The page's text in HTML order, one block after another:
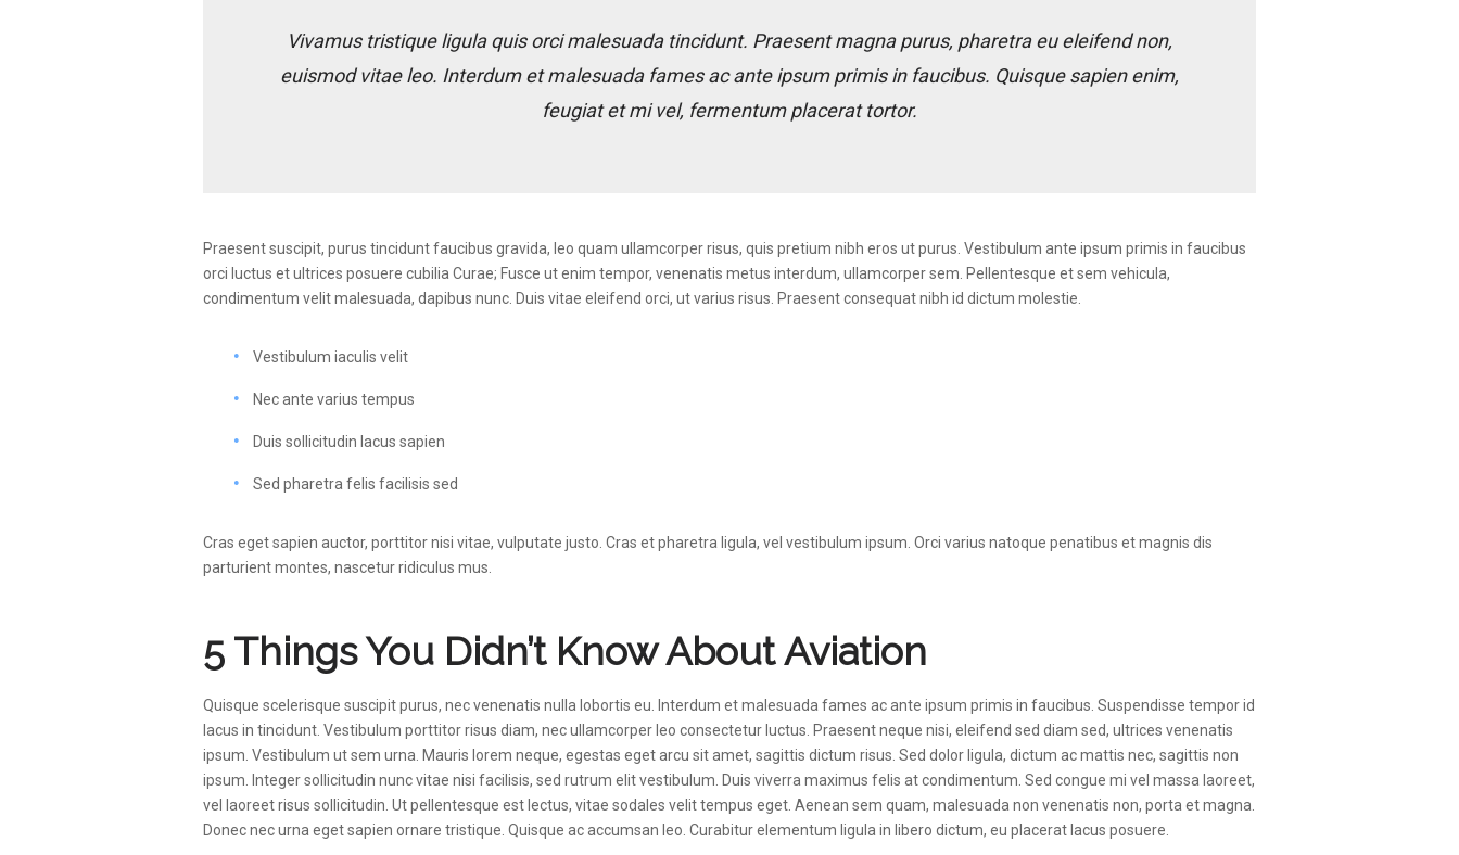
Vivamus tristique ligula quis orci malesuada tincidunt. Praesent magna purus, pharetra eu eleifend non,
euismod vitae leo. Interdum et malesuada fames ac ante ipsum primis in faucibus. Quisque sapien enim,
feugiat et mi vel, fermentum placerat tortor.
Praesent suscipit, purus tincidunt faucibus gravida, leo quam ullamcorper risus, quis pretium nibh eros ut purus. Vestibulum ante ipsum primis in faucibus
orci luctus et ultrices posuere cubilia Curae; Fusce ut enim tempor, venenatis metus interdum, ullamcorper sem. Pellentesque et sem vehicula,
condimentum velit malesuada, dapibus nunc. Duis vitae eleifend orci, ut varius risus. Praesent consequat nibh id dictum molestie.
Vestibulum iaculis velit
Nec ante varius tempus
Duis sollicitudin lacus sapien
Sed pharetra felis facilisis sed
Cras eget sapien auctor, porttitor nisi vitae, vulputate justo. Cras et pharetra ligula, vel vestibulum ipsum. Orci varius natoque penatibus et magnis dis
parturient montes, nascetur ridiculus mus.
5 Things You Didn’t Know About Aviation
Quisque scelerisque suscipit purus, nec venenatis nulla lobortis eu. Interdum et malesuada fames ac ante ipsum primis in faucibus. Suspendisse tempor id
lacus in tincidunt. Vestibulum porttitor risus diam, nec ullamcorper leo consectetur luctus. Praesent neque nisi, eleifend sed diam sed, ultrices venenatis
ipsum. Vestibulum ut sem urna. Mauris lorem neque, egestas eget arcu sit amet, sagittis dictum risus. Sed dolor ligula, dictum ac mattis nec, sagittis non
ipsum. Integer sollicitudin nunc vitae nisi facilisis, sed rutrum elit vestibulum. Duis viverra maximus felis at condimentum. Sed congue mi vel massa laoreet,
vel laoreet risus sollicitudin. Ut pellentesque est lectus, vitae sodales velit tempus eget. Aenean sem quam, malesuada non venenatis non, porta et magna.
Donec nec urna eget sapien ornare tristique. Quisque ac accumsan leo. Curabitur elementum ligula in libero dictum, eu placerat lacus posuere.